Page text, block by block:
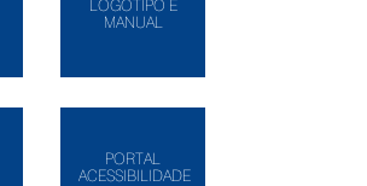
LOGOTIPO E
MANUAL
PORTAL
ACESSIBILIDADE